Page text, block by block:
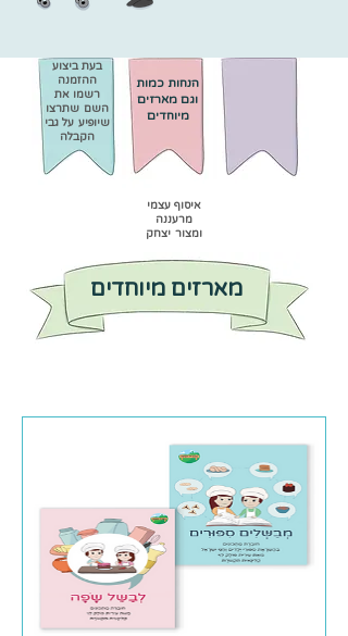
הנחות כמות
וגם מארזים
מיוחדים
​​בעת ביצוע
ההזמנה
רשמו את
השם שתרצו
שיופיע על גבי
הקבלה
איסוף עצמי
מרעננה
ומצור יצחק
מארזים מיוחדים